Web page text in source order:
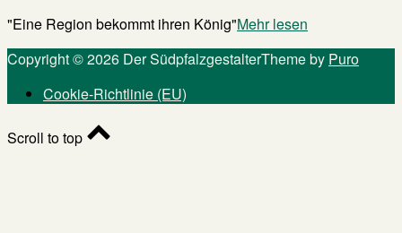
"Eine Region bekommt ihren König"Mehr lesen
Copyright © 2026 Der SüdpfalzgestalterTheme by Puro
Cookie-Richtlinie (EU)
Scroll to top